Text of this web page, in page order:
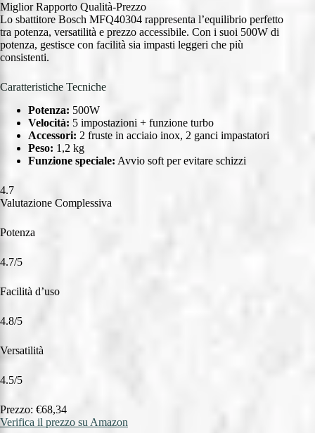
Miglior Rapporto Qualità-Prezzo
Lo sbattitore Bosch MFQ40304 rappresenta l’equilibrio perfetto
tra potenza, versatilità e prezzo accessibile. Con i suoi 500W di
potenza, gestisce con facilità sia impasti leggeri che più
consistenti.
Caratteristiche Tecniche
Potenza: 500W
Velocità: 5 impostazioni + funzione turbo
Accessori: 2 fruste in acciaio inox, 2 ganci impastatori
Peso: 1,2 kg
Funzione speciale: Avvio soft per evitare schizzi
4.7
Valutazione Complessiva
Potenza
4.7/5
Facilità d’uso
4.8/5
Versatilità
4.5/5
Prezzo: €68,34
Verifica il prezzo su Amazon